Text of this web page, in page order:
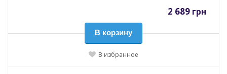
2 689 грн
В корзину
В избранное